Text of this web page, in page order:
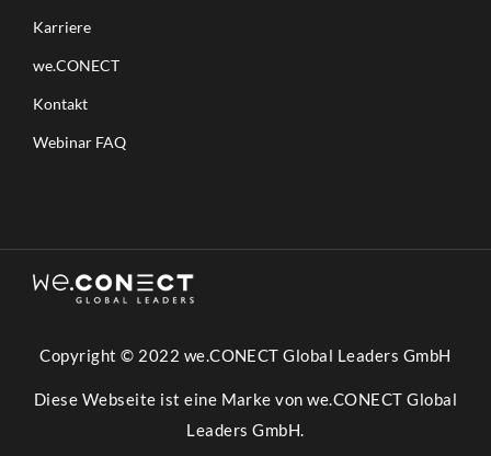
Karriere
we.CONECT
Kontakt
Webinar FAQ
Copyright © 2022 we.CONECT Global Leaders GmbH
Diese Webseite ist eine Marke von we.CONECT Global
Leaders GmbH.